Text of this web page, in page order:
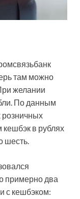
там можно
желании
По данным
розничных
в рублях
шесть.
примерно два
с кешбэком: